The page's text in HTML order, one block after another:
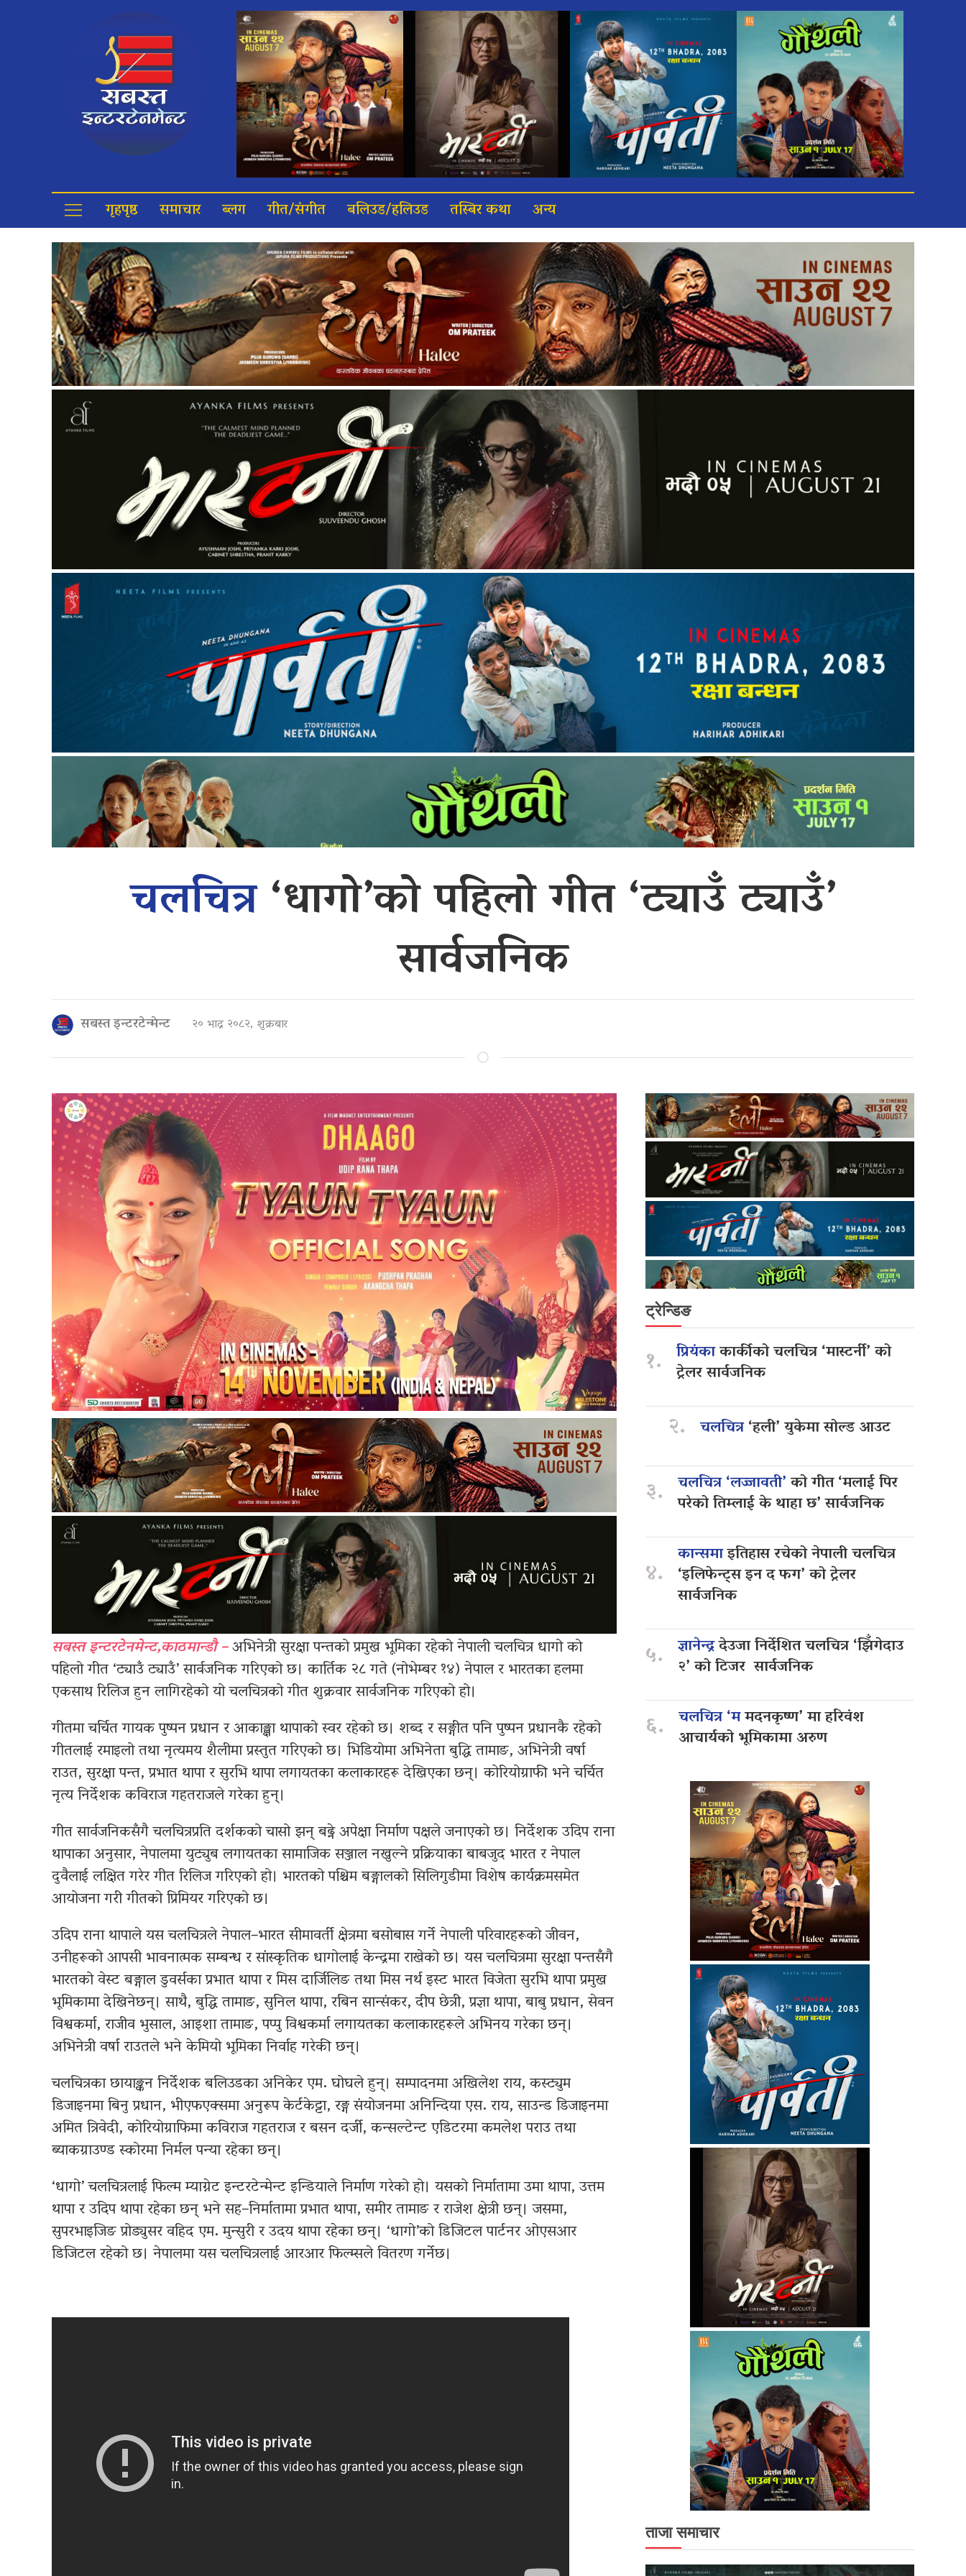
गृहपृष्ठ समाचार ब्लग गीत/संगीत बलिउड/हलिउड तस्बिर कथा अन्य
चलचित्र‘धागो’को पहिलो गीत ‘ट्याउँ ट्याउँ’
सार्वजनिक
सबस्त इन्टरटेन्मेन्ट २० भाद्र २०८२, शुक्रबार
सबस्त इन्टरटेनमेन्ट,काठमान्डौ –अभिनेत्री सुरक्षा पन्तको प्रमुख भूमिका रहेको नेपाली चलचित्र धागो को
पहिलो गीत ‘ट्याउँ ट्याउँ’ सार्वजनिक गरिएको छ। कार्तिक २८ गते (नोभेम्बर १४) नेपाल र भारतका हलमा
एकसाथ रिलिज हुन लागिरहेको यो चलचित्रको गीत शुक्रवार सार्वजनिक गरिएको हो।
गीतमा चर्चित गायक पुष्पन प्रधान र आकाङ्क्षा थापाको स्वर रहेको छ। शब्द र सङ्गीत पनि पुष्पन प्रधानकै रहेको
गीतलाई रमाइलो तथा नृत्यमय शैलीमा प्रस्तुत गरिएको छ। भिडियोमा अभिनेता बुद्धि तामाङ, अभिनेत्री वर्षा
राउत, सुरक्षा पन्त, प्रभात थापा र सुरभि थापा लगायतका कलाकारहरू देखिएका छन्। कोरियोग्राफी भने चर्चित
नृत्य निर्देशक कविराज गहतराजले गरेका हुन्।
गीत सार्वजनिकसँगै चलचित्रप्रति दर्शकको चासो झन् बढ्ने अपेक्षा निर्माण पक्षले जनाएको छ। निर्देशक उदिप राना
थापाका अनुसार, नेपालमा युट्युब लगायतका सामाजिक सञ्जाल नखुल्ने प्रक्रियाका बाबजुद भारत र नेपाल
दुवैलाई लक्षित गरेर गीत रिलिज गरिएको हो। भारतको पश्चिम बङ्गालको सिलिगुडीमा विशेष कार्यक्रमसमेत
आयोजना गरी गीतको प्रिमियर गरिएको छ।
उदिप राना थापाले यस चलचित्रले नेपाल–भारत सीमावर्ती क्षेत्रमा बसोबास गर्ने नेपाली परिवारहरूको जीवन,
उनीहरूको आपसी भावनात्मक सम्बन्ध र सांस्कृतिक धागोलाई केन्द्रमा राखेको छ। यस चलचित्रमा सुरक्षा पन्तसँगै
भारतको वेस्ट बङ्गाल डुवर्सका प्रभात थापा र मिस दार्जिलिङ तथा मिस नर्थ इस्ट भारत विजेता सुरभि थापा प्रमुख
भूमिकामा देखिनेछन्। साथै, बुद्धि तामाङ, सुनिल थापा, रबिन सान्संकर, दीप छेत्री, प्रज्ञा थापा, बाबु प्रधान, सेवन
विश्वकर्मा, राजीव भुसाल, आइशा तामाङ, पप्पु विश्वकर्मा लगायतका कलाकारहरूले अभिनय गरेका छन्।
अभिनेत्री वर्षा राउतले भने केमियो भूमिका निर्वाह गरेकी छन्।
चलचित्रका छायाङ्कन निर्देशक बलिउडका अनिकेर एम. घोघले हुन्। सम्पादनमा अखिलेश राय, कस्ट्युम
डिजाइनमा बिनु प्रधान, भीएफएक्समा अनुरूप केर्टकेट्टा, रङ्ग संयोजनमा अनिन्दिया एस. राय, साउन्ड डिजाइनमा
अमित त्रिवेदी, कोरियोग्राफिमा कविराज गहतराज र बसन दर्जी, कन्सल्टेन्ट एडिटरमा कमलेश पराउ तथा
ब्याकग्राउण्ड स्कोरमा निर्मल पन्या रहेका छन्।
‘धागो’ चलचित्रलाई फिल्म म्याग्नेट इन्टरटेन्मेन्ट इन्डियाले निर्माण गरेको हो। यसको निर्मातामा उमा थापा, उत्तम
थापा र उदिप थापा रहेका छन् भने सह–निर्मातामा प्रभात थापा, समीर तामाङ र राजेश क्षेत्री छन्। जसमा,
सुपरभाइजिङ प्रोड्युसर वहिद एम. मुन्सुरी र उदय थापा रहेका छन्। ‘धागो’को डिजिटल पार्टनर ओएसआर
डिजिटल रहेको छ। नेपालमा यस चलचित्रलाई आरआर फिल्म्सले वितरण गर्नेछ।
ट्रेन्डिङ
१. प्रियंकाकार्कीको चलचित्र ‘मास्टर्नी’ को
ट्रेलर सार्वजनिक
२. चलचित्र‘हली’ युकेमा सोल्ड आउट
३. चलचित्र ‘लज्जावती’को गीत ‘मलाई पिर
परेको तिम्लाई के थाहा छ’ सार्वजनिक
४.
कान्समाइतिहास रचेको नेपाली चलचित्र
‘इलिफेन्ट्स इन द फग’ को ट्रेलर
सार्वजनिक
५. ज्ञानेन्द्रदेउजा निर्देशित चलचित्र ‘झिँगेदाउ
२’ को टिजर सार्वजनिक
६. चलचित्र ‘ममदनकृष्ण’ मा हरिवंश
आचार्यको भूमिकामा अरुण
ताजा समाचार